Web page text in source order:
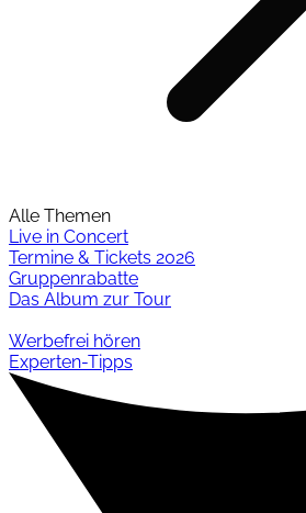
Alle Themen
Live in Concert
Termine & Tickets 2026
Gruppenrabatte
Das Album zur Tour
Werbefrei hören
Experten-Tipps